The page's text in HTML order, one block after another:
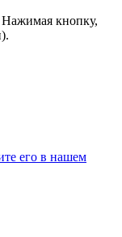
Нажимая кнопку,
его в нашем